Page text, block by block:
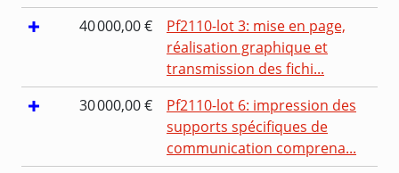
40 000,00 €
Pf2110-lot 3: mise en page,
réalisation graphique et
transmission des fichi...
30 000,00 €
Pf2110-lot 6: impression des
supports spécifiques de
communication comprena...